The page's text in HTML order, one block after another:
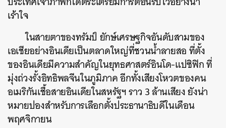
เร้าใจ
ในสายตาของทรัมป์ ยักษ์เศรษฐกิจอันดับสามของ
เอเชียอย่างอินเดียเป็นตลาดใหญ่ที่ชวนน้ำลายสอ ที่ตั้ง
ของอินเดียมีความสำคัญในยุทธศาสตร์อินโด-แปซิฟิก ที่
มุ่งถ่วงรั้งอิทธิพลจีนในภูมิภาค อีกทั้งเสียงโหวตของคน
อเมริกันเชื้อสายอินเดียในสหรัฐฯ ราว 3 ล้านเสียง ยังน่า
หมายปองสำหรับการเลือกตั้งประธานาธิบดีในเดือน
พฤศจิกายน